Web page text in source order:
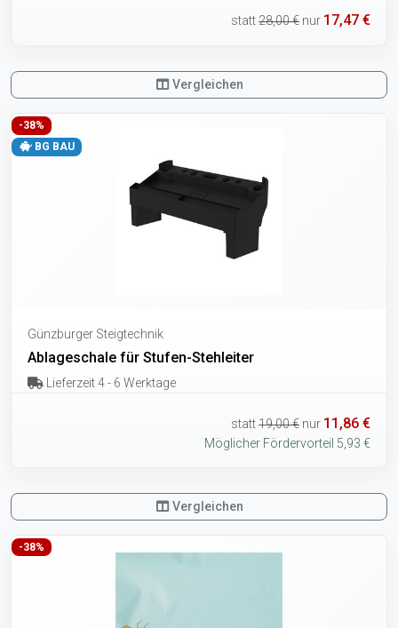
statt28,00 € nur 17,47 €
Vergleichen
-38%
BG BAU
Günzburger Steigtechnik
Ablageschale für Stufen-Stehleiter
Lieferzeit 4 - 6 Werktage
statt19,00 € nur 11,86 €
Möglicher Fördervorteil 5,93 €
Vergleichen
-38%